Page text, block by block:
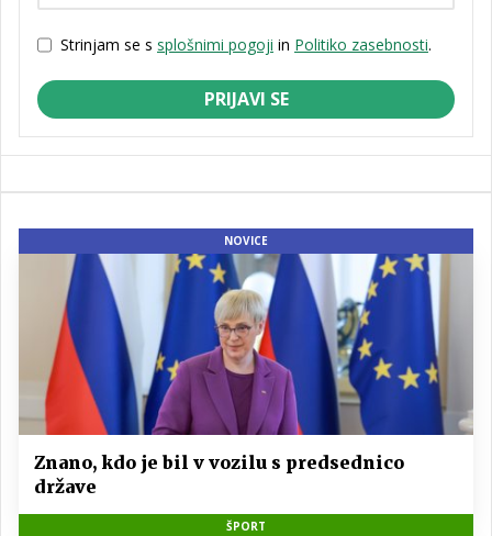
Strinjam se s splošnimi pogoji in Politiko zasebnosti.
PRIJAVI SE
NOVICE
Znano, kdo je bil v vozilu s predsednico
države
ŠPORT